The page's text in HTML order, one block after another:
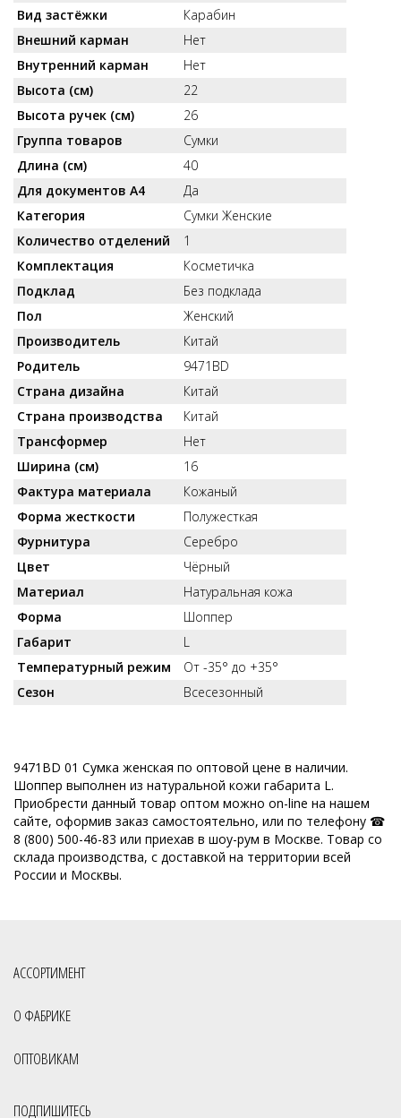
Вид застёжки
Карабин
Внешний карман
Нет
Внутренний карман
Нет
Высота (см)
22
Высота ручек (см)
26
Группа товаров
Сумки
Длина (см)
40
Для документов А4
Да
Категория
Сумки Женские
Количество отделений
1
Комплектация
Косметичка
Подклад
Без подклада
Пол
Женский
Производитель
Китай
Родитель
9471BD
Страна дизайна
Китай
Страна производства
Китай
Трансформер
Нет
Ширина (см)
16
Фактура материала
Кожаный
Форма жесткости
Полужесткая
Фурнитура
Серебро
Цвет
Чёрный
Материал
Натуральная кожа
Форма
Шоппер
Габарит
L
Температурный режим
От -35° до +35°
Сезон
Всесезонный
9471BD 01 Сумка женская по оптовой цене в наличии.
Шоппер выполнен из натуральной кожи габарита L.
Приобрести данный товар оптом можно on-line на нашем
сайте, оформив заказ самостоятельно, или по телефону ☎
8 (800) 500-46-83 или приехав в шоу-рум в Москве. Товар со
склада производства, с доставкой на территории всей
России и Москвы.
АССОРТИМЕНТ
О ФАБРИКЕ
ОПТОВИКАМ
ПОДПИШИТЕСЬ